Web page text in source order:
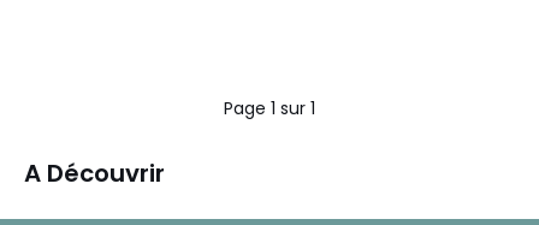
Page 1 sur 1
A Découvrir